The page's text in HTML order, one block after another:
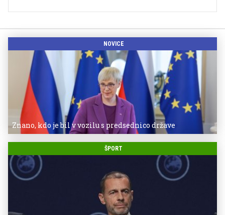
NOVICE
Znano, kdo je bil v vozilu s predsednico države
ŠPORT